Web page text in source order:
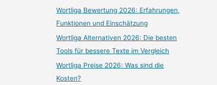
Wortliga Bewertung 2026: Erfahrungen,
Funktionen und Einschätzung
Wortliga Alternativen 2026: Die besten
Tools für bessere Texte im Vergleich
Wortliga Preise 2026: Was sind die
Kosten?